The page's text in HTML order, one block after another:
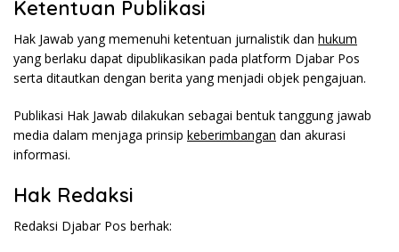
Ketentuan Publikasi
Hak Jawab yang memenuhi ketentuan jurnalistik dan hukum
yang berlaku dapat dipublikasikan pada platform Djabar Pos
serta ditautkan dengan berita yang menjadi objek pengajuan.
Publikasi Hak Jawab dilakukan sebagai bentuk tanggung jawab
media dalam menjaga prinsip keberimbangan dan akurasi
informasi.
Hak Redaksi
Redaksi Djabar Pos berhak: